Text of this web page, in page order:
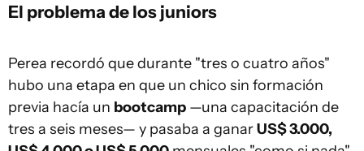
El problema de los juniors
Perea recordó que durante "tres o cuatro años"
hubo una etapa en que un chico sin formación
previa hacía un bootcamp —una capacitación de
tres a seis meses— y pasaba a ganarUS$ 3.000,